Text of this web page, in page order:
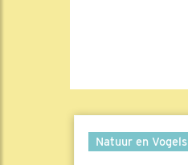
Natuur en Vogels